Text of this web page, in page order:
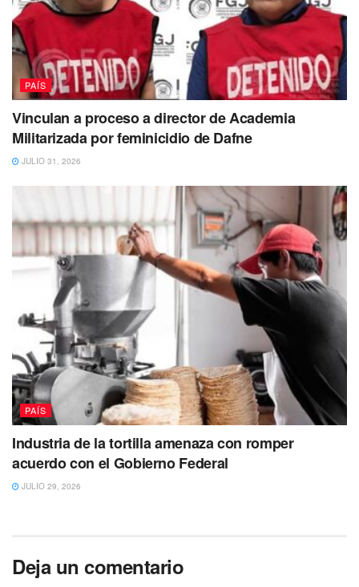
PAÍS
Vinculan a proceso a director de Academia
Militarizada por feminicidio de Dafne
JULIO 31, 2026
PAÍS
Industria de la tortilla amenaza con romper
acuerdo con el Gobierno Federal
JULIO 29, 2026
Deja un comentario